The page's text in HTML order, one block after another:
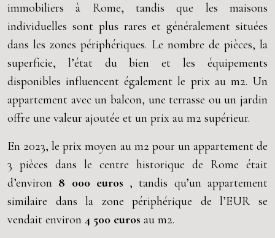
immobiliers à Rome, tandis que les maisons
individuelles sont plus rares et généralement situées
dans les zones périphériques. Le nombre de pièces, la
superficie, l’état du bien et les équipements
disponibles influencent également le prix au m2. Un
appartement avec un balcon, une terrasse ou un jardin
offre une valeur ajoutée et un prix au m2 supérieur.
En 2023, le prix moyen au m2 pour un appartement de
3 pièces dans le centre historique de Rome était
d’environ 8 000 euros , tandis qu’un appartement
similaire dans la zone périphérique de l’EUR se
vendait environ 4 500 euros au m2.